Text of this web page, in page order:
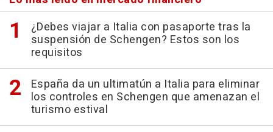
¿Debes viajar a Italia con pasaporte tras la
suspensión de Schengen? Estos son los
requisitos
España da un ultimatún a Italia para eliminar
los controles en Schengen que amenazan el
turismo estival